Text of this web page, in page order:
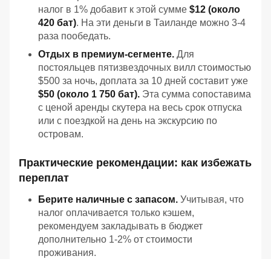
налог в 1% добавит к этой сумме $12 (около
420 бат). На эти деньги в Таиланде можно 3-4
раза пообедать.
Отдых в премиум-сегменте. Для
постояльцев пятизвездочных вилл стоимостью
$500 за ночь, доплата за 10 дней составит уже
$50 (около 1 750 бат). Эта сумма сопоставима
с ценой аренды скутера на весь срок отпуска
или с поездкой на день на экскурсию по
островам.
Практические рекомендации: как избежать
переплат
Берите наличные с запасом. Учитывая, что
налог оплачивается только кэшем,
рекомендуем закладывать в бюджет
дополнительно 1-2% от стоимости
проживания.